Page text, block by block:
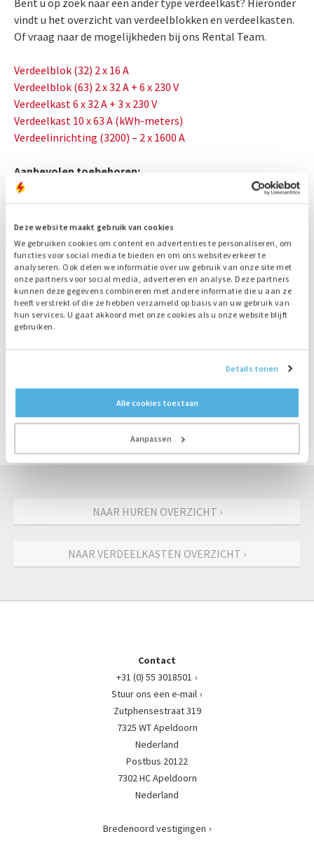
Deze website maakt gebruik van cookies
We gebruiken cookies om content en advertenties te personaliseren, om
functies voor social media te bieden en om ons websiteverkeer te
analyseren. Ook delen we informatie over uw gebruik van onze site met
onze partners voor social media, adverteren en analyse. Deze partners
kunnen deze gegevens combineren met andere informatie die u aan ze
heeft verstrekt of die ze hebben verzameld op basis van uw gebruik van
hun services. U gaat akkoord met onze cookies als u onze website blijft
gebruiken.
Details tonen
Alle cookies toestaan
Aanpassen
Bent u op zoek naar een ander type verdeelkast? Hieronder
vindt u het overzicht van verdeelblokken en verdeelkasten.
Of vraag naar de mogelijkheden bij ons Rental Team.
Verdeelblok (32) 2 x 16 A
Verdeelblok (63) 2 x 32 A + 6 x 230 V
Verdeelkast 6 x 32 A + 3 x 230 V
Verdeelkast 10 x 63 A (kWh-meters)
Verdeelinrichting (3200) – 2 x 1600 A
Aanbevolen toebehoren:
Omkaste aggregaten
Container aggregaten
Lichtmasten
Brandstoftanks
Kabels
Loadbanks
Transformatoren
Start Stop Automaten
VRAAG OFFERTE AAN
NAAR HUREN OVERZICHT ›
NAAR VERDEELKASTEN OVERZICHT ›
Contact
+31 (0) 55 3018501
Stuur ons een e-mail
Zutphensestraat 319
7325 WT Apeldoorn
Nederland
Postbus 20122
7302 HC Apeldoorn
Nederland
Bredenoord vestigingen